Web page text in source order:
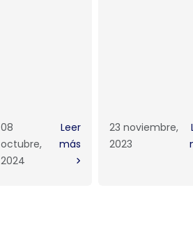
08
octubre,
2024
Leer
más
23 noviembre,
2023